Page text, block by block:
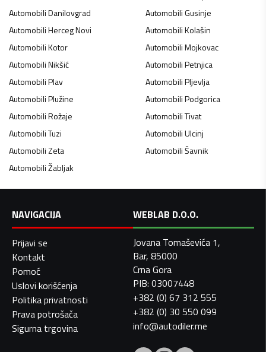
AutomobiliDanilovgrad AutomobiliGusinje
AutomobiliHerceg Novi AutomobiliKolašin
AutomobiliKotor AutomobiliMojkovac
AutomobiliNikšić AutomobiliPetnjica
AutomobiliPlav AutomobiliPljevlja
AutomobiliPlužine AutomobiliPodgorica
AutomobiliRožaje AutomobiliTivat
AutomobiliTuzi AutomobiliUlcinj
AutomobiliZeta AutomobiliŠavnik
AutomobiliŽabljak
NAVIGACIJA
Prijavi se
Kontakt
Pomoć
Uslovi korišćenja
Politika privatnosti
Prava potrošača
Sigurna trgovina
WEBLAB D.O.O.
Jovana Tomaševića 1,
Bar, 85000
Crna Gora
PIB: 03007448
+382 (0) 67 312 555
+382 (0) 30 550 099
info@autodiler.me